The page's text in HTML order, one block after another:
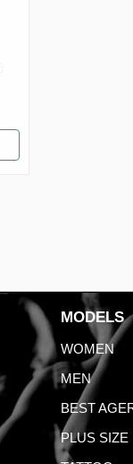
MODELS
WOMEN
MEN
BEST
PLUS SIZE